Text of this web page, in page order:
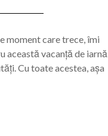
moment care trece, îmi
această vacanță de iarnă
Cu toate acestea, așa